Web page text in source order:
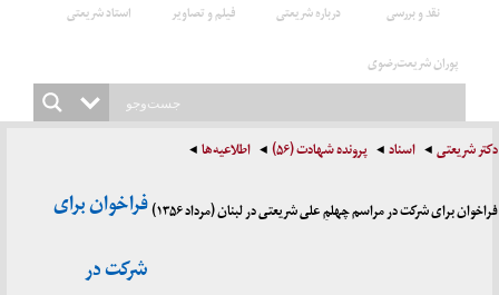
نقد و بررسی
درباره شریعتی فیلم و تصاویر
استاد شریعتی
پوران شریعت‌رضوی
دکتر شریعتی اسناد پرونده شهادت (۵۶) اطلاعیه‌ها
فراخوان برای شرکت در مراسم چهلمِ علی شریعتی در لبنان (مرداد ۱۳۵۶)
فراخوان برای
شرکت در